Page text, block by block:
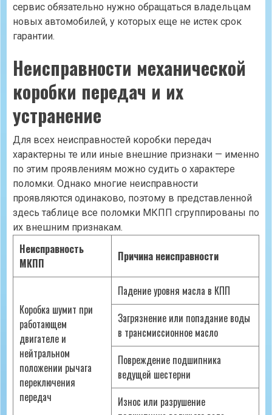
сервис обязательно нужно обращаться владельцам
новых автомобилей, у которых еще не истек срок
гарантии.
Неисправности механической
коробки передач и их
устранение
Для всех неисправностей коробки передач
характерны те или иные внешние признаки — именно
по этим проявлениям можно судить о характере
поломки. Однако многие неисправности
проявляются одинаково, поэтому в представленной
здесь таблице все поломки МКПП сгруппированы по
их внешним признакам.
Неисправность
МКПП
Причина неисправности
Коробка шумит при
работающем
двигателе и
нейтральном
положении рычага
переключения
передач
Падение уровня масла в КПП
Загрязнение или попадание воды
в трансмиссионное масло
Повреждение подшипника
ведущей шестерни
Износ или разрушение